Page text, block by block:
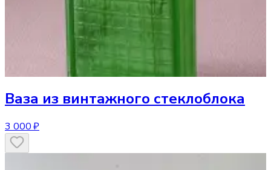
Ваза из винтажного стеклоблока
3 000 ₽